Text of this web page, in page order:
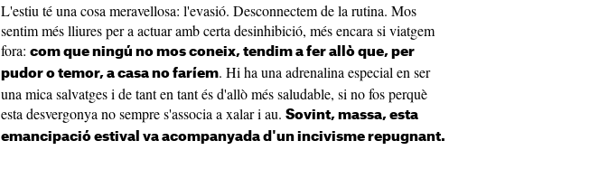
L'estiu té una cosa meravellosa: l'evasió. Desconnectem de la rutina. Mos
sentim més lliures per a actuar amb certa desinhibició, més encara si viatgem
fora: com que ningú no mos coneix, tendim a fer allò que, per
pudor o temor, a casa no faríem. Hi ha una adrenalina especial en ser
una mica salvatges i de tant en tant és d'allò més saludable, si no fos perquè
esta desvergonya no sempre s'associa a xalar i au. Sovint, massa, esta
emancipació estival va acompanyada d'un incivisme repugnant.